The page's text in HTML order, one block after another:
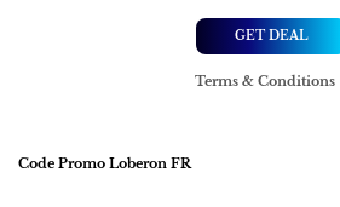
GET DEAL
Terms & Conditions
Code Promo Loberon FR